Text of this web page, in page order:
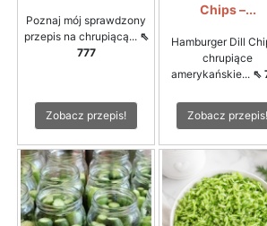
Poznaj mój sprawdzony
przepis na chrupiącą... ⇖
777
Zobacz przepis!
Chips –...
Hamburger Dill
chrupiące
amerykańskie... ⇖
Zobacz przepis!